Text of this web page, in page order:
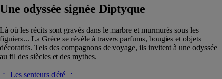
Une odyssée signée Diptyque
Là où les récits sont gravés dans le marbre et murmurés sous les
figuiers... La Grèce se révèle à travers parfums, bougies et objets
décoratifs. Tels des compagnons de voyage, ils invitent à une odyssée
au fil des siècles et des mythes.
Les senteurs d'été